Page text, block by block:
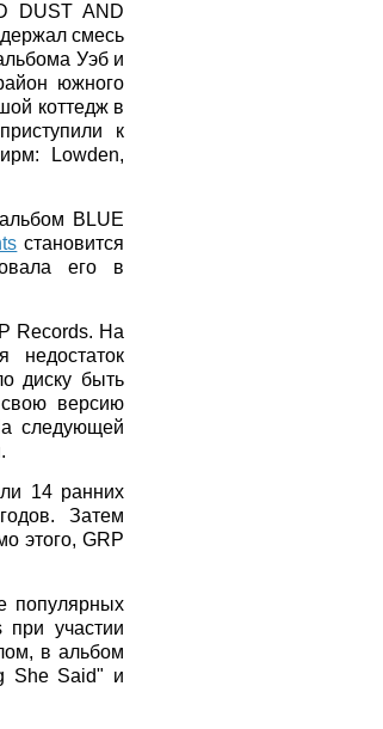
DUST AND
смесь
Уэб и
южного
коттедж в
к
Lowden,
BLUE
становится
его в
Records. На
диску быть
версию
следующей
14 ранних
Затем
этого, GRP
популярных
участии
в альбом
She Said" и